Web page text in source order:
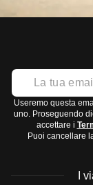
Useremo questa
uno. Proseguendo
accettare i
Puoi cancellare
I